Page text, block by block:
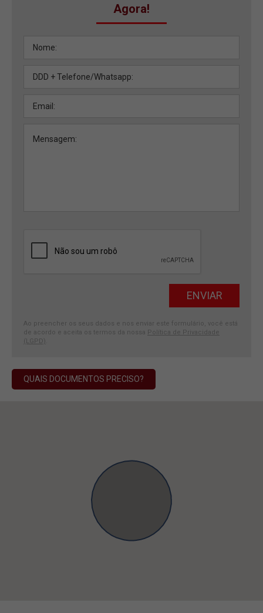
Agora!
Ao preencher os seus dados e nos enviar este formulário, você está
de acordo e aceita os termos da nossa Política de Privacidade
(LGPD)
QUAIS DOCUMENTOS PRECISO?